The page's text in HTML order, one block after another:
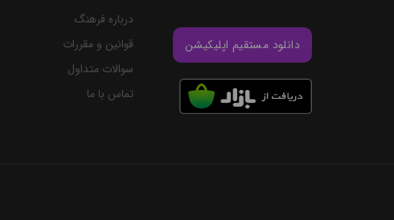
دانلود مستقیم اپلیکیشن
درباره فرهنگ
قوانین و مقررات
سوالات متداول
تماس با ما